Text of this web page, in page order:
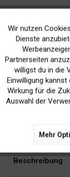
Kein
Zubehör 8
Beschreibung
Funktionale
Marketing
Tracking
Wir nutzen
Dienste
Partnerseiten
willigst du in die
Einwilligung
Wirkung für die
Auswahl der
Mehr